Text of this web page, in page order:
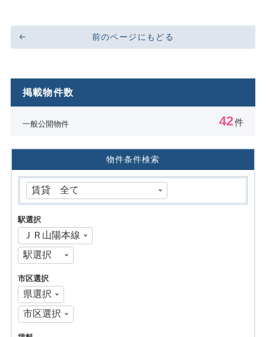
前のページにもどる
掲載物件数
一般公開物件 42件
物件条件検索
駅選択
市区選択